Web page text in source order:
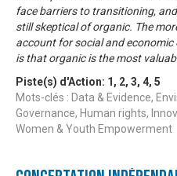
face barriers to transitioning,
still skeptical of organic. The
account for social and
is that organic is the most
Piste(s) d'Action: 1 , 2, 3, 4, 5
Mots-clés : Data & Evidence,
Governance, Human rights,
Women & Youth Empowerment